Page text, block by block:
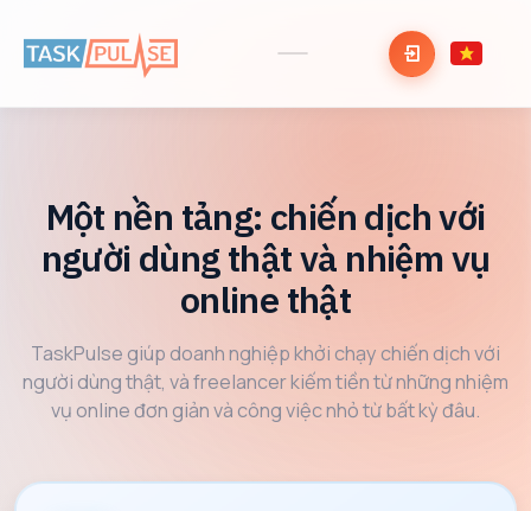
Một nền tảng: chiến dịch với
người dùng thật và nhiệm vụ
online thật
TaskPulse giúp doanh nghiệp khởi chạy chiến dịch với
người dùng thật, và freelancer kiếm tiền từ những nhiệm
vụ online đơn giản và công việc nhỏ từ bất kỳ đâu.